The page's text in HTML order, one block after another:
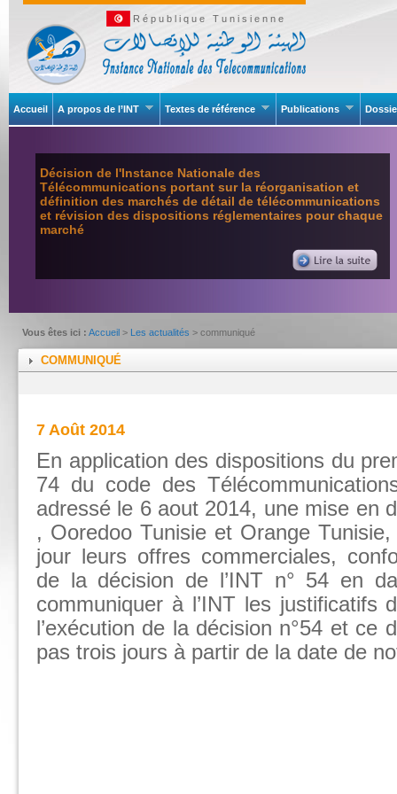
République Tunisienne
Accueil A propos de l’INT Textes de référence Publications
Décision de l'Instance Nationale des
Télécommunications portant sur la réorganisation et
définition des marchés de détail de télécommunications
et révision des dispositions réglementaires pour chaque
marché
Vous êtes ici : Accueil > Les actualités > communiqué
COMMUNIQUÉ
7 Août 2014
En application des dispositions du
74 du code des
adressé le 6 aout 2014, une mise en
, Ooredoo Tunisie et Orange
jour leurs offres commerciales,
de la décision de l’INT n° 54 en
communiquer à l’INT les justificatifs
l’exécution de la décision n°54 et ce
pas trois jours à partir de la date de